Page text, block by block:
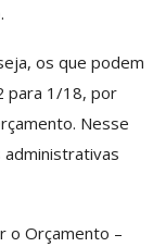
os que podem
para 1/18, por
Nesse
o Orçamento –